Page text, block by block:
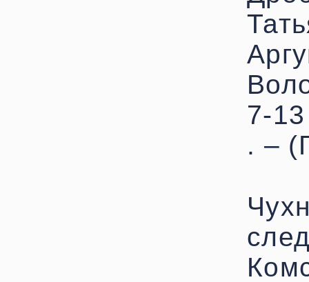
7-
. –